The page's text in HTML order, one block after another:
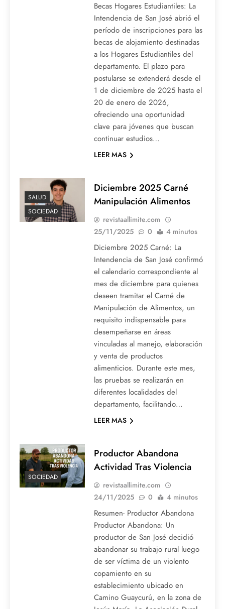
Becas Hogares Estudiantiles: La
Intendencia de San José abrió el
período de inscripciones para las
becas de alojamiento destinadas
a los Hogares Estudiantiles del
departamento. El plazo para
postularse se extenderá desde el
1 de diciembre de 2025 hasta el
20 de enero de 2026,
ofreciendo una oportunidad
clave para jóvenes que buscan
continuar estudios…
LEER MAS
SALUD
SOCIEDAD
Diciembre 2025 Carné
Manipulación Alimentos
revistaallimite.com
25/11/2025
0 4 minutos
Diciembre 2025 Carné: La
Intendencia de San José confirmó
el calendario correspondiente al
mes de diciembre para quienes
deseen tramitar el Carné de
Manipulación de Alimentos, un
requisito indispensable para
desempeñarse en áreas
vinculadas al manejo, elaboración
y venta de productos
alimenticios. Durante este mes,
las pruebas se realizarán en
diferentes localidades del
departamento, facilitando…
LEER MAS
SOCIEDAD
Productor Abandona
Actividad Tras Violencia
revistaallimite.com
24/11/2025
0 4 minutos
Resumen- Productor Abandona
Productor Abandona: Un
productor de San José decidió
abandonar su trabajo rural luego
de ser víctima de un violento
copamiento en su
establecimiento ubicado en
Camino Guaycurú, en la zona de